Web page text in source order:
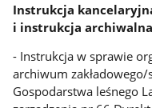
Instrukcja
i instrukcja
- Instrukcja w sprawie
archiwum
Gospodarstwa leśnego